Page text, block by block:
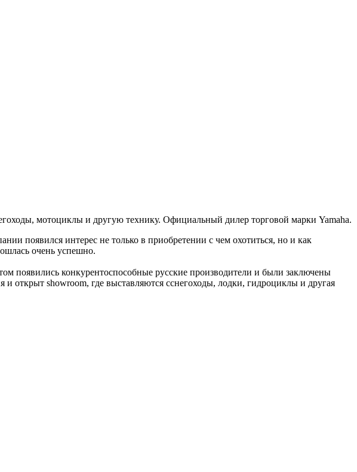
мотоциклы и другую технику. Официальный дилер торговой марки Yamaha.
появился интерес не только в приобретении с чем охотиться, но и как
очень успешно.
появились конкурентоспособные русские производители и были заключены
и открыт showroom, где выставляются cснегоходы, лодки, гидроциклы и другая